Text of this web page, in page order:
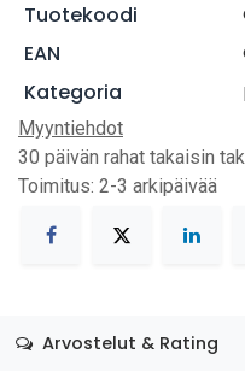
Tuotekoodi
EAN
Kategoria
Myyntiehdot
30 päivän rahat takaisin
Toimitus: 2-3 arkipäivää
Arvostelut & Rating